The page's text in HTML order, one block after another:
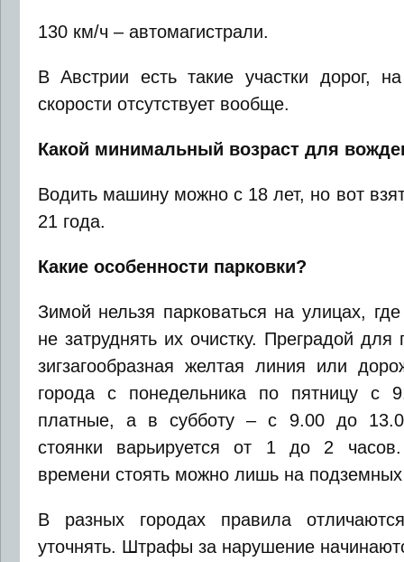
130 км/ч – автомагистрали.
В Австрии есть такие участки дорог,
скорости отсутствует вообще.
Какой минимальный возраст для
Водить машину можно с 18 лет, но вот
21 года.
Какие особенности парковки?
Зимой нельзя парковаться на улицах,
не затруднять их очистку. Преградой для
зигзагообразная желтая линия или
города с понедельника по пятницу с
платные, а в субботу – с 9.00 до
стоянки варьируется от 1 до 2
времени стоять можно лишь на подземных
В разных городах правила
уточнять. Штрафы за нарушение